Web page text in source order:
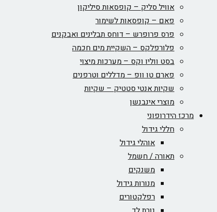
אוויל סליק – קופסאות סיליקון
פאם – קופסאות לשימור
פרס פרופרש – דוחס תבלינים ואבקנים
פלורפלקס – השקיית מים חכמה
בסט ווליו וקס – מערכות מיצוי
פארם טו וופ – מדללים וטרפנים
שקיות אנטי סטטיק – שקיות
מוצרי אינבנשן
מרכז הידרופוני
חללי גידול
אוהלי גידול
תאורה / חשמל
משנקים
מנורות גידול
רפלקטורים